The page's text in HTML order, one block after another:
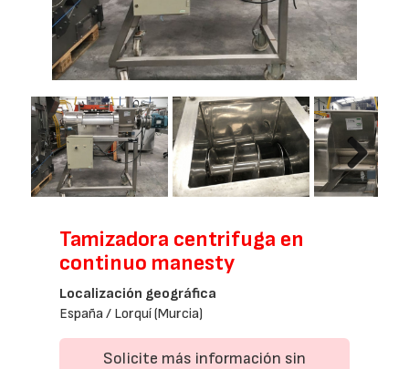
Next
Next
Tamizadora centrifuga en
continuo manesty
Localización geográfica
España / Lorquí (Murcia)
Solicite más información sin